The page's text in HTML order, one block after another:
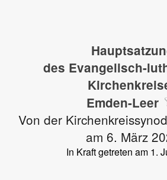
des Evangelisch-
Emden-Leer
Von der
am 6. März
In Kraft getreten am 1.